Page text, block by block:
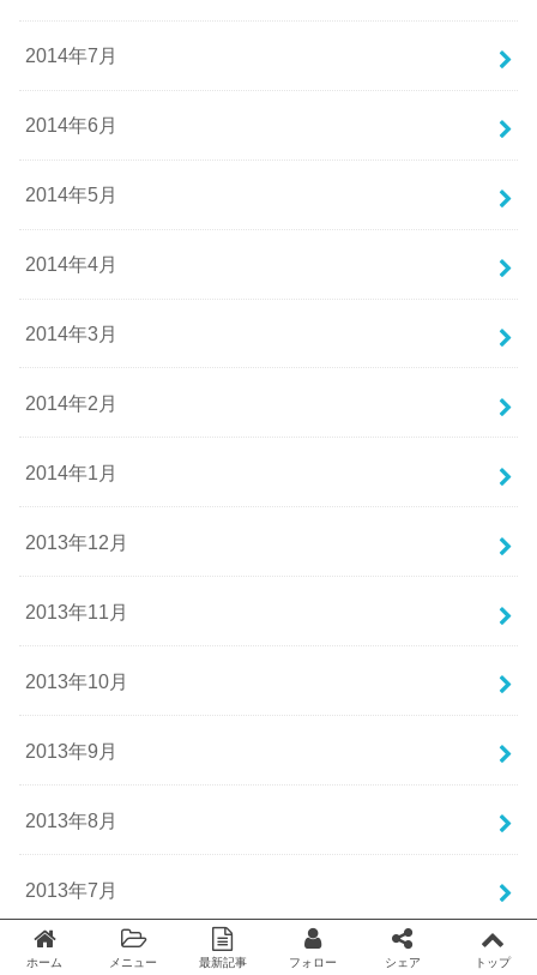
2014年7月
2014年6月
2014年5月
2014年4月
2014年3月
2014年2月
2014年1月
2013年12月
2013年11月
2013年10月
2013年9月
2013年8月
2013年7月
2013年6月
ホーム メニュー 最新記事 フォロー シェア トップ
Twitter facebook